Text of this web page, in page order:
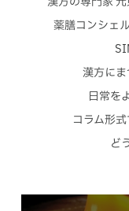
こだわり素材
薬膳コンシェ
漢方にま
日常を
コラム形
ど